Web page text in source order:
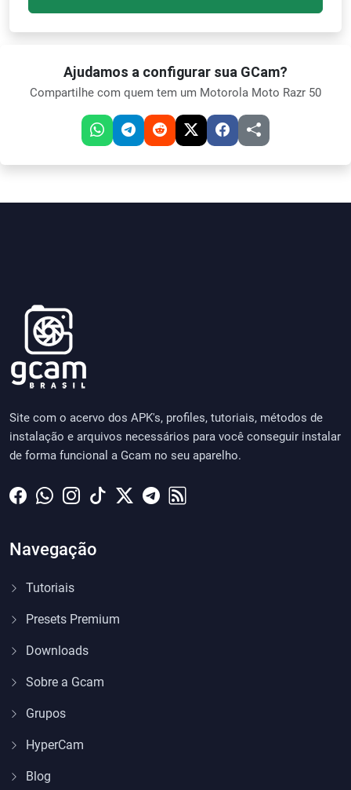
Ajudamos a configurar sua GCam?
Compartilhe com quem tem um Motorola Moto Razr 50
Site com o acervo dos APK's, profiles, tutoriais, métodos de
instalação e arquivos necessários para você conseguir instalar
de forma funcional a Gcam no seu aparelho.
Navegação
Tutoriais
Presets Premium
Downloads
Sobre a Gcam
Grupos
HyperCam
Blog